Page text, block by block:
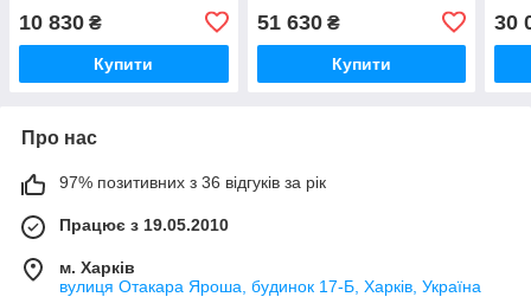
10 830 ₴
Купити
51 630₴
Купити
30
Про нас
97% позитивних з 36 відгуків за рік
Працює з 19.05.2010
м. Харків
вулиця Отакара Яроша, будинок 17-Б, Харків, Україна